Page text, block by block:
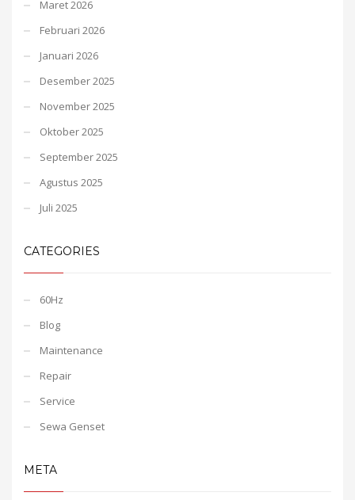
Maret 2026
Februari 2026
Januari 2026
Desember 2025
November 2025
Oktober 2025
September 2025
Agustus 2025
Juli 2025
CATEGORIES
60Hz
Blog
Maintenance
Repair
Service
Sewa Genset
META